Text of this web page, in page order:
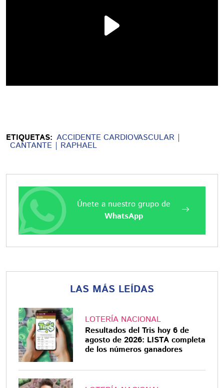
ETIQUETAS: ACCIDENTE CARDIOVASCULAR
CANTANTE RAPHAEL
Únete a nuestro grupo de
WhatsApp
LAS MÁS LEÍDAS
LOTERÍA NACIONAL
Resultados del Tris hoy 6 de
agosto de 2026: LISTA completa
de los números ganadores